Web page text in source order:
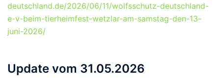
deutschland.de/2026/06/11/wolfsschutz-deutschland-
e-v-beim-tierheimfest-wetzlar-am-samstag-den-13-
juni-2026/
Update vom 31.05.2026